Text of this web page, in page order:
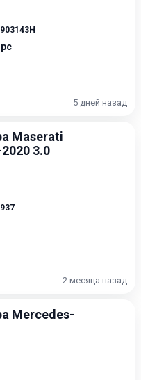
5 дней назад
Maserati
3.0
2 месяца назад
Mercedes-